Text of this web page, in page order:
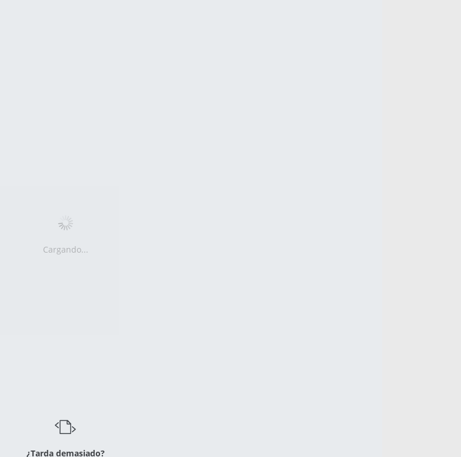
Cargando...
¿Tarda demasiado?